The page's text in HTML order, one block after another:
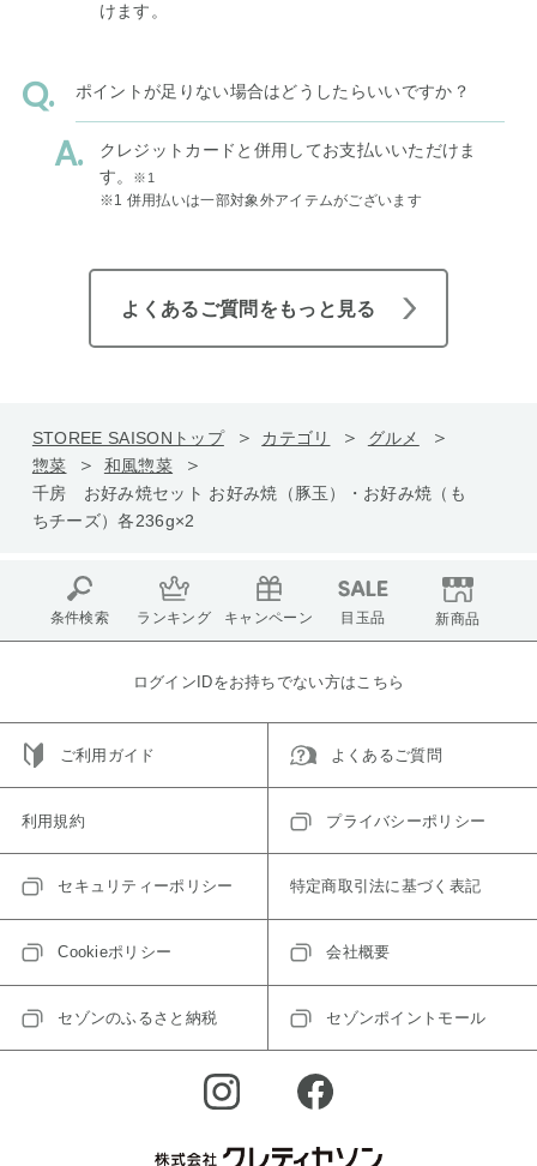
けます。
ポイントが足りない場合はどうしたらいいですか？
クレジットカードと併用してお支払いいただけま
す。
※1
※1 併用払いは一部対象外アイテムがございます
よくあるご質問をもっと見る
STOREE SAISONトップ カテゴリ
グルメ
惣菜
和風惣菜
千房 お好み焼セット お好み焼（豚玉）・お好み焼（も
ちチーズ）各236g×2
条件検索 ランキング キャンペーン 目玉品 新商品
ログインIDをお持ちでない方はこちら
ご利用ガイド よくあるご質問
利用規約 プライバシーポリシー
セキュリティーポリシー 特定商取引法に基づく表記
Cookieポリシー 会社概要
セゾンのふるさと納税 セゾンポイントモール